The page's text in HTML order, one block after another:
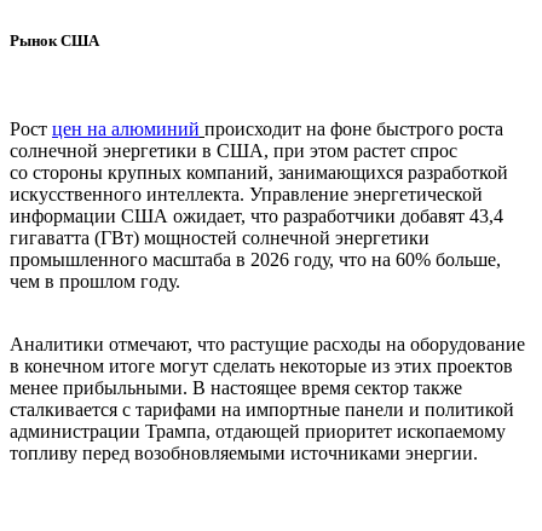
Рынок США
Рост цен на алюминий происходит на фоне быстрого роста
солнечной энергетики в США, при этом растет спрос
со стороны крупных компаний, занимающихся разработкой
искусственного интеллекта. Управление энергетической
информации США ожидает, что разработчики добавят 43,4
гигаватта (ГВт) мощностей солнечной энергетики
промышленного масштаба в 2026 году, что на 60% больше,
чем в прошлом году.
Аналитики отмечают, что растущие расходы на оборудование
в конечном итоге могут сделать некоторые из этих проектов
менее прибыльными. В настоящее время сектор также
сталкивается с тарифами на импортные панели и политикой
администрации Трампа, отдающей приоритет ископаемому
топливу перед возобновляемыми источниками энергии.